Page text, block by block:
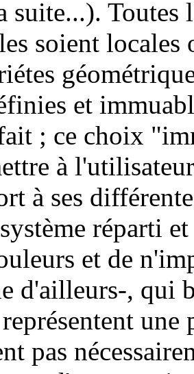
suite...). Toutes
soient locales
et
; ce choix
à
à ses
réparti
et de
d'ailleurs-, qui
pas